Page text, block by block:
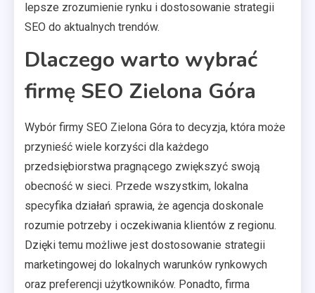
lepsze zrozumienie rynku i dostosowanie strategii
SEO do aktualnych trendów.
Dlaczego warto wybrać
firmę SEO Zielona Góra
Wybór firmy SEO Zielona Góra to decyzja, która może
przynieść wiele korzyści dla każdego
przedsiębiorstwa pragnącego zwiększyć swoją
obecność w sieci. Przede wszystkim, lokalna
specyfika działań sprawia, że agencja doskonale
rozumie potrzeby i oczekiwania klientów z regionu.
Dzięki temu możliwe jest dostosowanie strategii
marketingowej do lokalnych warunków rynkowych
oraz preferencji użytkowników. Ponadto, firma